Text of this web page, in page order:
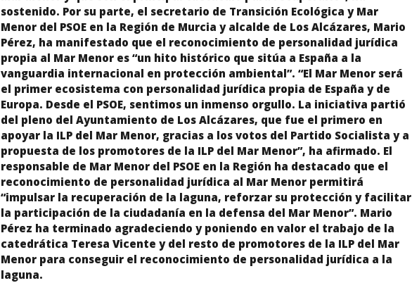
sostenido. Por su parte, el secretario de Transición Ecológica y Mar
Menor del PSOE en la Región de Murcia y alcalde de Los Alcázares, Mario
Pérez, ha manifestado que el reconocimiento de personalidad jurídica
propia al Mar Menor es “un hito histórico que sitúa a España a la
vanguardia internacional en protección ambiental”. “El Mar Menor será
el primer ecosistema con personalidad jurídica propia de España y de
Europa. Desde el PSOE, sentimos un inmenso orgullo. La iniciativa partió
del pleno del Ayuntamiento de Los Alcázares, que fue el primero en
apoyar la ILP del Mar Menor, gracias a los votos del Partido Socialista y a
propuesta de los promotores de la ILP del Mar Menor”, ha afirmado. El
responsable de Mar Menor del PSOE en la Región ha destacado que el
reconocimiento de personalidad jurídica al Mar Menor permitirá
“impulsar la recuperación de la laguna, reforzar su protección y facilitar
la participación de la ciudadanía en la defensa del Mar Menor”. Mario
Pérez ha terminado agradeciendo y poniendo en valor el trabajo de la
catedrática Teresa Vicente y del resto de promotores de la ILP del Mar
Menor para conseguir el reconocimiento de personalidad jurídica a la
laguna.